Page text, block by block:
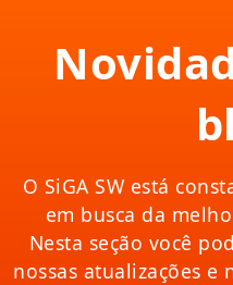
O SiGA SW está
em busca da
Nesta seção você
nossas atualizações e